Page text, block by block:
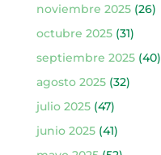
noviembre 2025(26)
octubre 2025(31)
septiembre 2025(40)
agosto 2025(32)
julio 2025(47)
junio 2025(41)